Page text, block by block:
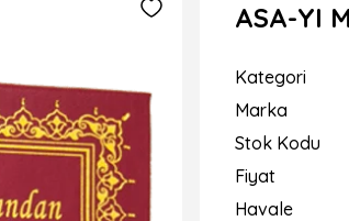
ASA-YI
Kategori
Marka
Stok Kodu
Fiyat
Havale